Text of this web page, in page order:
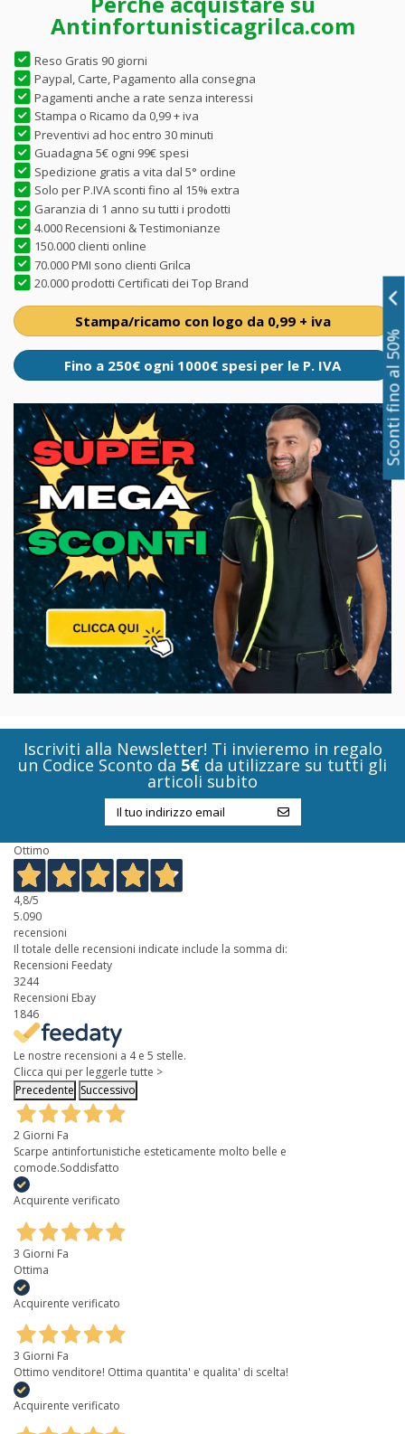
Antinfortunisticagrilca.com
Reso Gratis 90 giorni
Paypal, Carte, Pagamento alla consegna
Pagamenti anche a rate senza interessi
Stampa o Ricamo da 0,99 + iva
Preventivi ad hoc entro 30 minuti
Guadagna 5€ ogni 99€ spesi
Spedizione gratis a vita dal 5° ordine
Solo per P.IVA sconti fino al 15% extra
Garanzia di 1 anno su tutti i prodotti
4.000 Recensioni & Testimonianze
150.000 clienti online
70.000 PMI sono clienti Grilca
20.000 prodotti Certificati dei Top Brand
Stampa/ricamo con logo da 0,99 + iva
Fino a 250€ ogni 1000€ spesi per le P. IVA
Iscriviti alla Newsletter! Ti invieremo in regalo
un Codice Sconto da 5€ da utilizzare su tutti gli
articoli subito
Ottimo
4,8/5
5.090
recensioni
Il totale delle recensioni indicate include la somma di:
Recensioni Feedaty
3244
Recensioni Ebay
1846
Le nostre recensioni a 4 e 5 stelle.
Clicca qui per leggerle tutte >
Precedente Successivo
2 Giorni Fa
Scarpe antinfortunistiche esteticamente molto belle e
comode.Soddisfatto
Acquirente verificato
3 Giorni Fa
Ottima
Acquirente verificato
3 Giorni Fa
Ottimo venditore! Ottima quantita' e qualita' di scelta!
Acquirente verificato
Sconti fino al 50%